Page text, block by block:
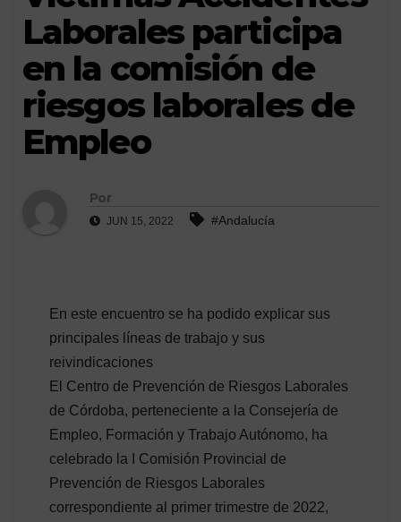
Laborales participa
en la comisión de
riesgos laborales de
Empleo
Por
JUN 15, 2022 #Andalucía
En este encuentro se ha podido explicar sus
principales líneas de trabajo y sus
reivindicaciones
El Centro de Prevención de Riesgos Laborales
de Córdoba, perteneciente a la Consejería de
Empleo, Formación y Trabajo Autónomo, ha
celebrado la I Comisión Provincial de
Prevención de Riesgos Laborales
correspondiente al primer trimestre de 2022,